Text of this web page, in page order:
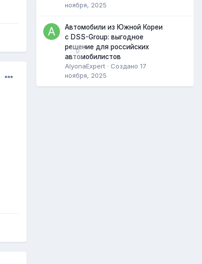
ноября, 2025
0
Автомобили из Южной Кореи
с DSS-Group: выгодное
решение для российских
автомобилистов
AlyonaExpert · Создано 17
ноября, 2025